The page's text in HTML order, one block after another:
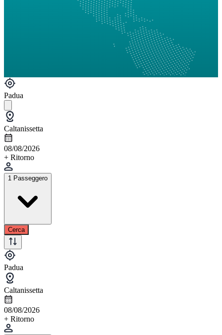
Padua
Caltanissetta
08/08/2026
+ Ritorno
1 Passeggero
Cerca
Padua
Caltanissetta
08/08/2026
+ Ritorno